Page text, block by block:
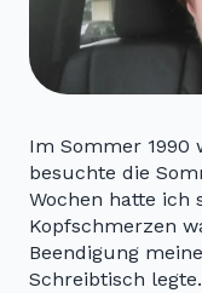
Im Sommer 1990
besuchte die
Wochen hatte ich
Kopfschmerzen
Beendigung
Schreibtisch